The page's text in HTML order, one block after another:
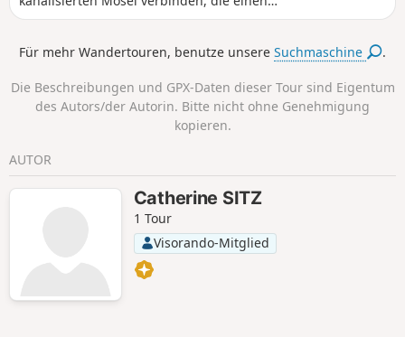
schönen Blick auf Villey-le-Sec und die Berge
Für mehr Wandertouren, benutze unsereSuchmaschine .
Die Beschreibungen und GPX-Daten dieser Tour sind Eigentum
des Autors/der Autorin. Bitte nicht ohne Genehmigung
kopieren.
AUTOR
Catherine SITZ
1 Tour
Visorando-Mitglied